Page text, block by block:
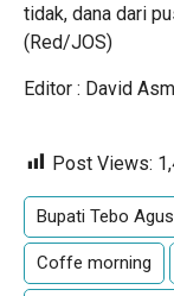
tidak, dana dari
(Red/JOS)
Editor : David
Post Views:
Bupati Tebo
Coffe morning